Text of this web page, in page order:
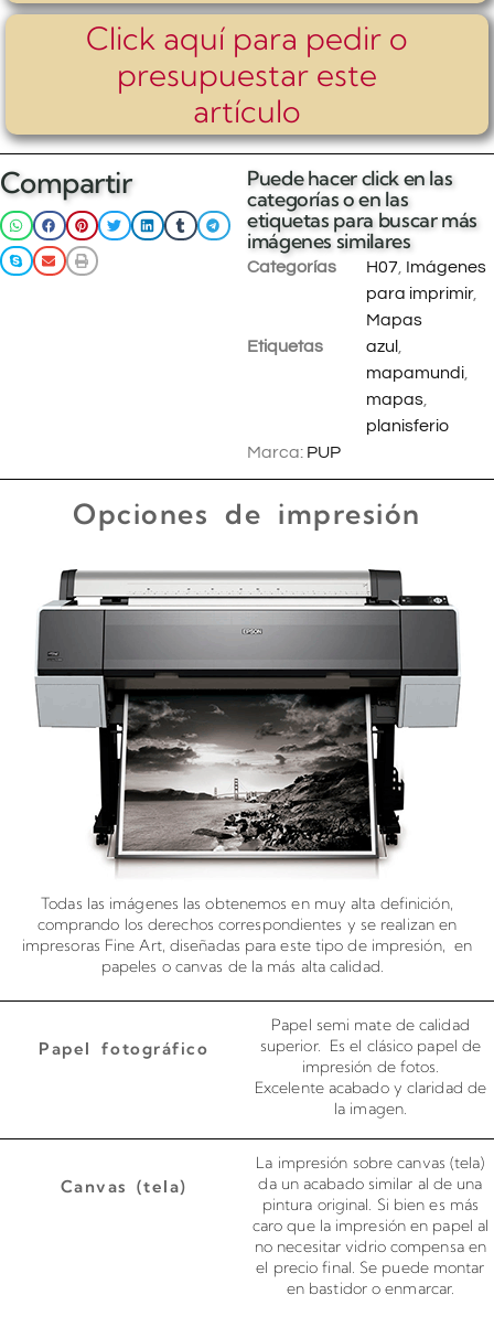
Click aquí para pedir o
presupuestar este
artículo
Compartir
Puede hacer click en las
categorías o en las
etiquetas para buscar más
imágenes similares
Categorías H07 Imágenes
para imprimir,
Mapas
Etiquetas
azul
mapamundi
mapas
planisferio
Marca: PUP
Opciones de impresión
Todas las imágenes las obtenemos en muy alta definición,
comprando los derechos correspondientes y se realizan en
impresoras Fine Art, diseñadas para este tipo de impresión, en
papeles o canvas de la más alta calidad.
Papel fotográfico
Papel semi mate de calidad
superior. Es el clásico papel de
impresión de fotos.
Excelente acabado y claridad de
la imagen.
Canvas (tela)
La impresión sobre canvas (tela)
da un acabado similar al de una
pintura original. Si bien es más
caro que la impresión en papel al
no necesitar vidrio compensa en
el precio final. Se puede montar
en bastidor o enmarcar.